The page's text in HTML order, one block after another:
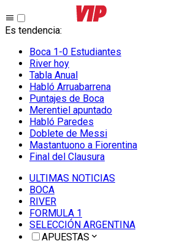
Es tendencia:
Boca 1-0 Estudiantes
River hoy
Tabla Anual
Habló Arruabarrena
Puntajes de Boca
Merentiel apuntado
Habló Paredes
Doblete de Messi
Mastantuono a Fiorentina
Final del Clausura
ULTIMAS NOTICIAS
BOCA
RIVER
FORMULA 1
SELECCIÓN ARGENTINA
APUESTAS